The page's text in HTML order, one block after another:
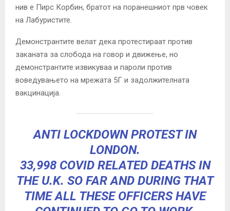
нив е Пирс Корбин, братот на поранешниот прв човек
на Лабуристите.
Демонстрантите велат дека протестираат против
заканата за слобода на говор и движење, но
демонстрантите извикуваа и пароли против
воведувањето на мрежата 5Г и задолжителната
вакцинација.
ANTI LOCKDOWN PROTEST IN
LONDON.
33,998 COVID RELATED DEATHS IN
THE U.K. SO FAR AND DURING THAT
TIME ALL THESE OFFICERS HAVE